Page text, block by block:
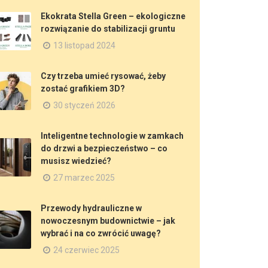
Ekokrata Stella Green – ekologiczne
rozwiązanie do stabilizacji gruntu
13 listopad 2024
Czy trzeba umieć rysować, żeby
zostać grafikiem 3D?
30 styczeń 2026
Inteligentne technologie w zamkach
do drzwi a bezpieczeństwo – co
musisz wiedzieć?
27 marzec 2025
Przewody hydrauliczne w
nowoczesnym budownictwie – jak
wybrać i na co zwrócić uwagę?
24 czerwiec 2025